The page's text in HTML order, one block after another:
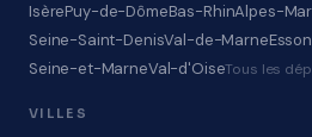
IsèrePuy-de-DômeBas-RhinAlpes-
Seine-Saint-DenisVal-de-Marne
Seine-et-MarneVal-d'OiseTous les
VILLES